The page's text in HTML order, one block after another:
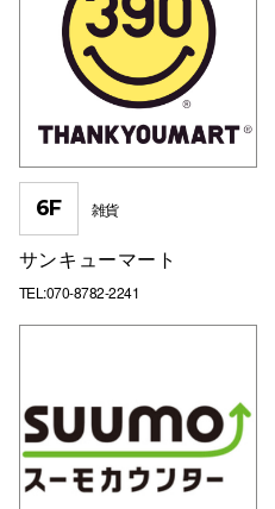
6F 雑貨
サンキューマート
TEL:070-8782-2241